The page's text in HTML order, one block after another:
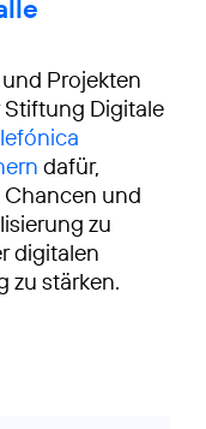
und Projekten
Stiftung Digitale
dafür,
und
zu
digitalen
zu stärken.